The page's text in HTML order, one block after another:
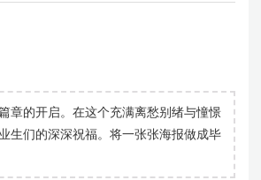
章的开启。在这个充满离愁别绪与憧憬
生们的深深祝福。将一张张海报做成毕